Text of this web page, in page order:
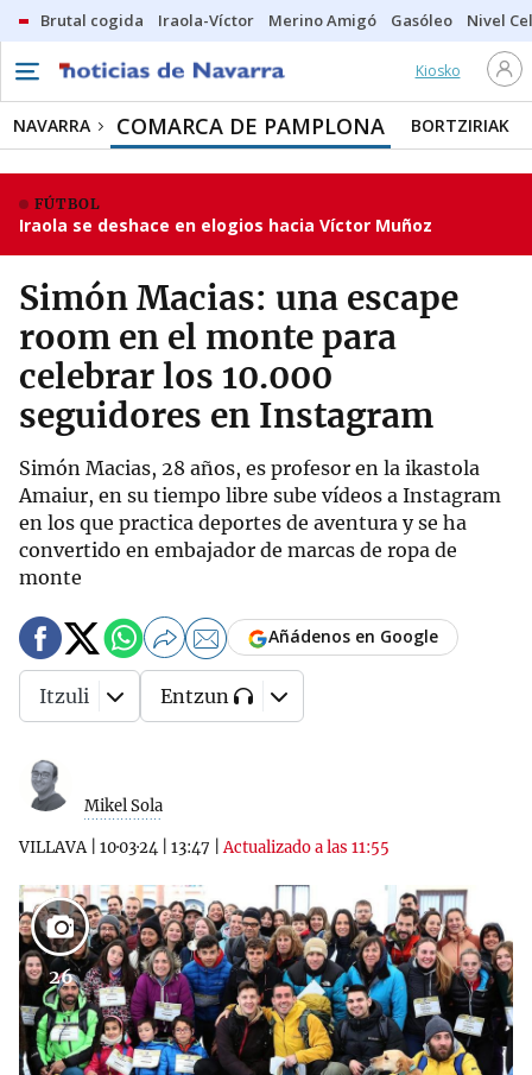
Brutal cogida Iraola-Víctor Merino Amigó Gasóleo Nivel
Kiosko
NAVARRA COMARCA DE PAMPLONA BORTZIRIAK
FÚTBOL
Iraola se deshace en elogios hacia Víctor Muñoz
Simón Macias: una escape
room en el monte para
celebrar los 10.000
seguidores en Instagram
Simón Macias, 28 años, es profesor en la ikastola
Amaiur, en su tiempo libre sube vídeos a Instagram
en los que practica deportes de aventura y se ha
convertido en embajador de marcas de ropa de
monte
Mikel Sola
VILLAVA| 10·03·24 13:47 |Actualizado a las 11:55
Añádenos en Google
Itzuli Entzun
26